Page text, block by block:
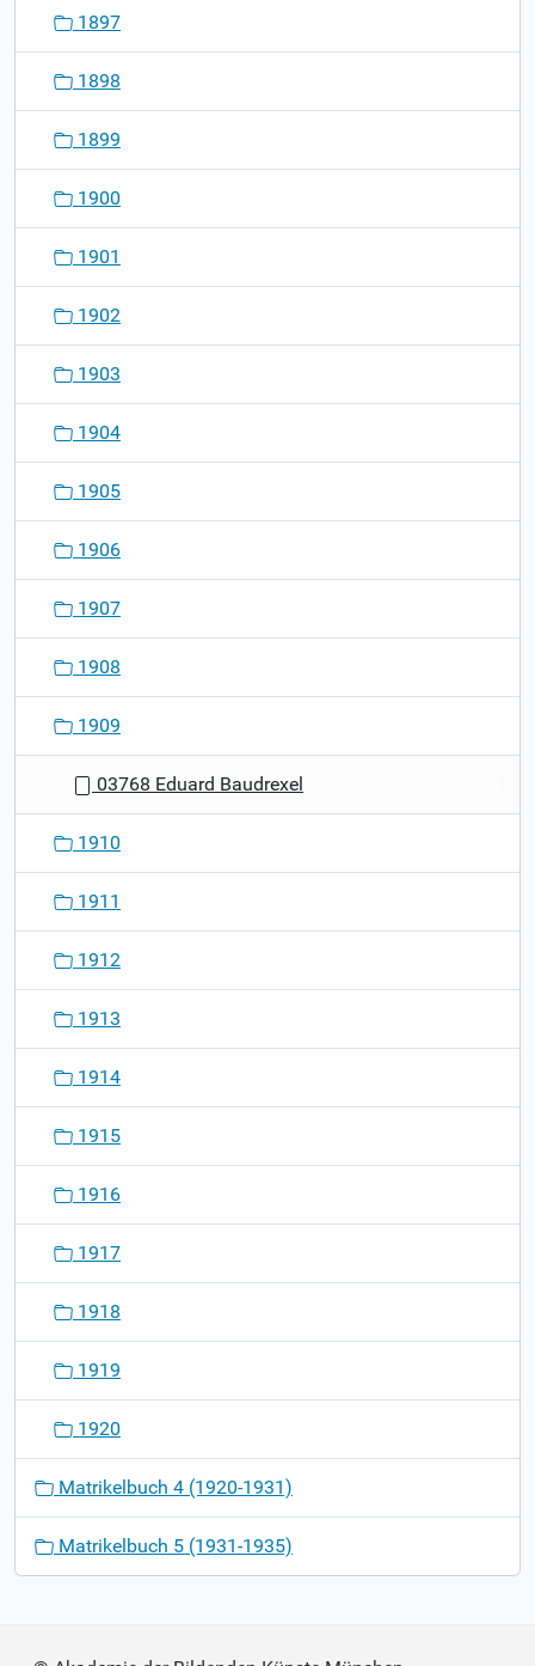
1897
1898
1899
1900
1901
1902
1903
1904
1905
1906
1907
1908
1909
03768 Eduard Baudrexel
1910
1911
1912
1913
1914
1915
1916
1917
1918
1919
1920
Matrikelbuch 4 (1920-1931)
Matrikelbuch 5 (1931-1935)